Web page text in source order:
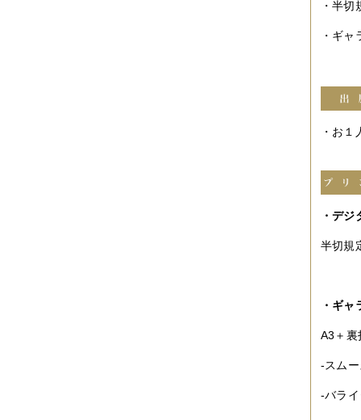
・半
・ギ
・お
・デ
半切規
・ギ
A3＋裏
-スム
-バラ